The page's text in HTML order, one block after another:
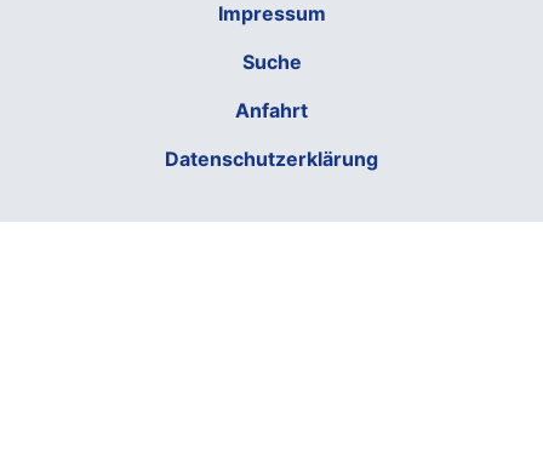
Impressum
Suche
Anfahrt
Datenschutzerklärung